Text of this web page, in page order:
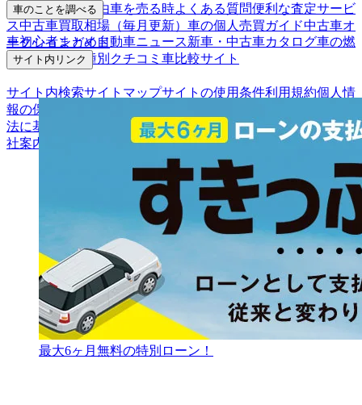
定が選ばれる理由車を売る時よくある質問便利な査定サービ
ス中古車買取相場（毎月更新） 車の個人売買ガイド中古車オ
ークションガイド
車のことを調べる
車初心者まとめ自動車ニュース新車・中古車カタログ車の燃
費を調べる車種別クチコミ 車比較サイト
サイト内リンク
サイト内検索サイトマップサイトの使用条件利用規約個人情
報の保護について
法に基づく表示
アフィリエイトパートナー募集お客様の声会
社案内
最大6ヶ月無料の特別ローン！